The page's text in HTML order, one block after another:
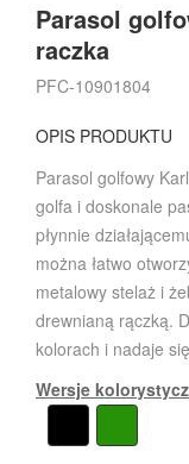
Parasol
raczka
PFC-10901804
OPIS PRODUKTU
Parasol golfowy
golfa i doskonale
płynnie
można łatwo
metalowy stelaż i
drewnianą rączką.
kolorach i nadaje
Wersje